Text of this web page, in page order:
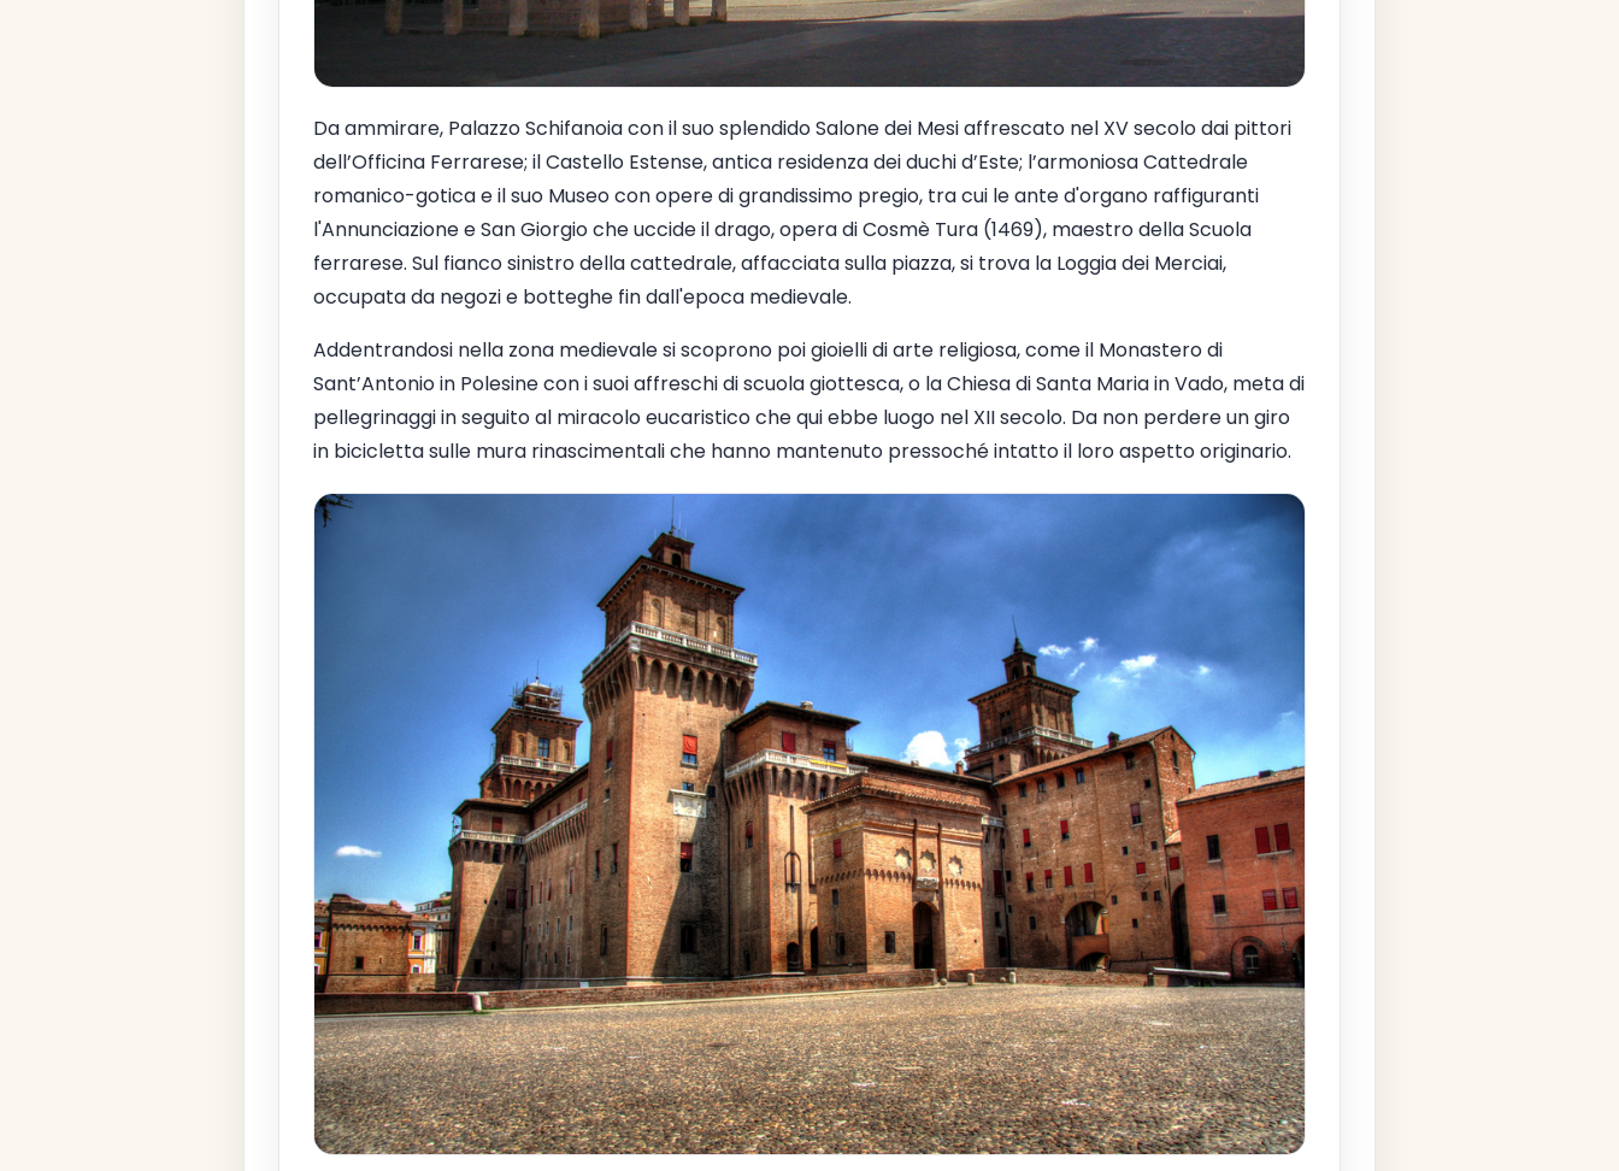
Da ammirare, Palazzo Schifanoia con il suo splendido Salone dei Mesi affrescato nel XV secolo dai pittori
dell’Officina Ferrarese; il Castello Estense, antica residenza dei duchi d’Este; l’armoniosa Cattedrale
romanico-gotica e il suo Museo con opere di grandissimo pregio, tra cui le ante d'organo raffiguranti
l'Annunciazione e San Giorgio che uccide il drago, opera di Cosmè Tura (1469), maestro della Scuola
ferrarese. Sul fianco sinistro della cattedrale, affacciata sulla piazza, si trova la Loggia dei Merciai,
occupata da negozi e botteghe fin dall'epoca medievale.
Addentrandosi nella zona medievale si scoprono poi gioielli di arte religiosa, come il Monastero di
Sant’Antonio in Polesine con i suoi affreschi di scuola giottesca, o la Chiesa di Santa Maria in Vado, meta di
pellegrinaggi in seguito al miracolo eucaristico che qui ebbe luogo nel XII secolo. Da non perdere un giro
in bicicletta sulle mura rinascimentali che hanno mantenuto pressoché intatto il loro aspetto originario.